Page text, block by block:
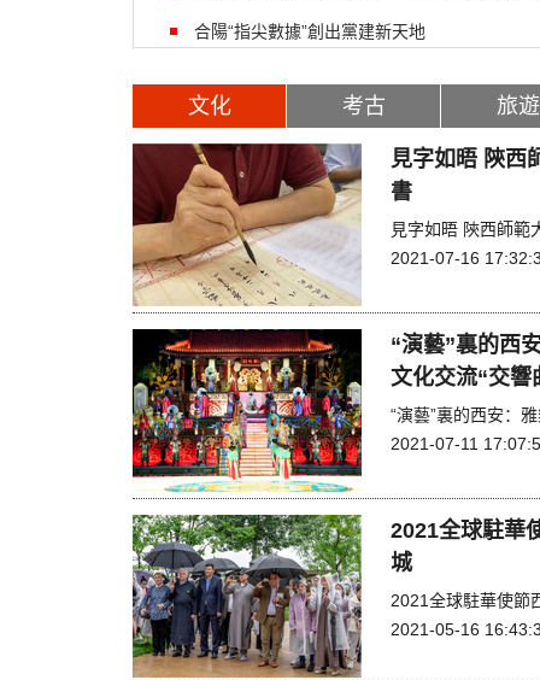
合陽“指尖數據”創出黨建新天地
文化 考古 旅遊
見字如晤 陝西
書
見字如晤 陝西師範
2021-07-16
“演藝”裏的西
文化交流“交響
“演藝”裏的西安：
2021-07-11
2021全球駐華
城
2021全球駐華使節
2021-05-16